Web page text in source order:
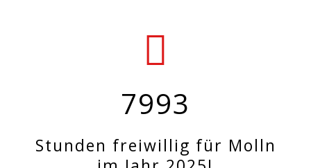
7993
Stunden freiwillig für Molln